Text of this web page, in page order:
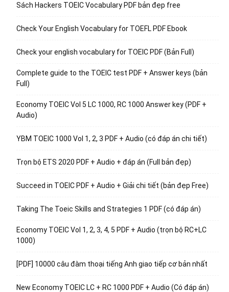
Sách Hackers TOEIC Vocabulary PDF bản đẹp free
Check Your English Vocabulary for TOEFL PDF Ebook
Check your english vocabulary for TOEIC PDF (Bản Full)
Complete guide to the TOEIC test PDF + Answer keys (bản
Full)
Economy TOEIC Vol 5 LC 1000, RC 1000 Answer key (PDF +
Audio)
YBM TOEIC 1000 Vol 1, 2, 3 PDF + Audio (có đáp án chi tiết)
Trọn bộ ETS 2020 PDF + Audio + đáp án (Full bản đẹp)
Succeed in TOEIC PDF + Audio + Giải chi tiết (bản đẹp Free)
Taking The Toeic Skills and Strategies 1 PDF (có đáp án)
Economy TOEIC Vol 1, 2, 3, 4, 5 PDF + Audio (trọn bộ RC+LC
1000)
[PDF] 10000 câu đàm thoại tiếng Anh giao tiếp cơ bản nhất
New Economy TOEIC LC + RC 1000 PDF + Audio (Có đáp án)